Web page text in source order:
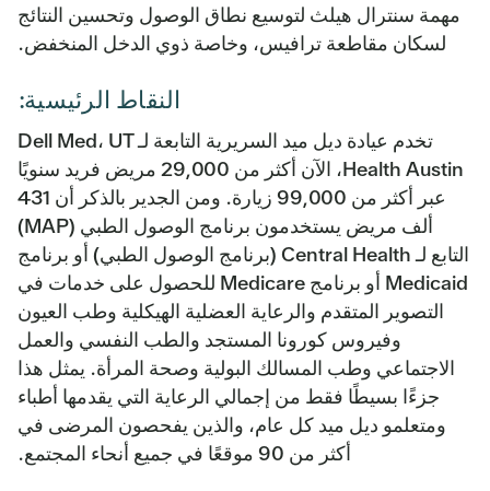
مهمة سنترال هيلث لتوسيع نطاق الوصول وتحسين النتائج
لسكان مقاطعة ترافيس، وخاصة ذوي الدخل المنخفض.
النقاط الرئيسية:
تخدم عيادة ديل ميد السريرية التابعة لـ Dell Med، UT
Health Austin، الآن أكثر من 29,000 مريض فريد سنويًا
عبر أكثر من 99,000 زيارة. ومن الجدير بالذكر أن 431
ألف مريض يستخدمون برنامج الوصول الطبي (MAP)
التابع لـ Central Health (برنامج الوصول الطبي) أو برنامج
Medicaid أو برنامج Medicare للحصول على خدمات في
التصوير المتقدم والرعاية العضلية الهيكلية وطب العيون
وفيروس كورونا المستجد والطب النفسي والعمل
الاجتماعي وطب المسالك البولية وصحة المرأة. يمثل هذا
جزءًا بسيطًا فقط من إجمالي الرعاية التي يقدمها أطباء
ومتعلمو ديل ميد كل عام، والذين يفحصون المرضى في
أكثر من 90 موقعًا في جميع أنحاء المجتمع.